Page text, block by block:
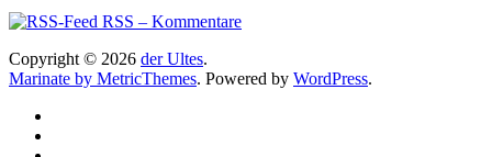
RSS – Kommentare
Copyright © 2026 der Ultes.
Marinate by MetricThemes. Powered by WordPress.